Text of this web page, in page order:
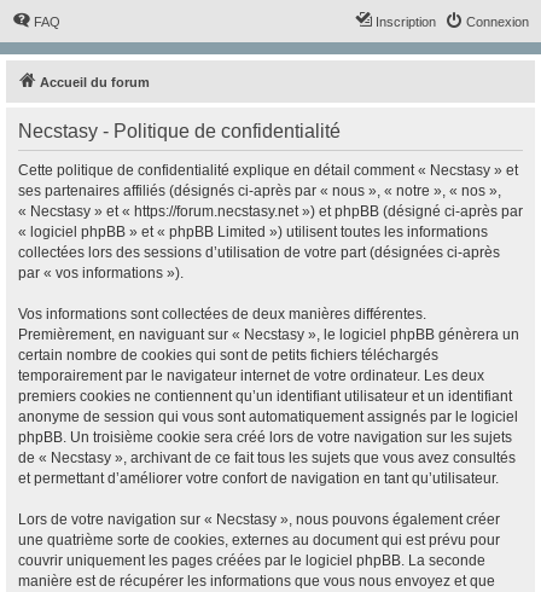
FAQ Connexion
Inscription
Accueil du forum
Necstasy - Politique de confidentialité
Cette politique de confidentialité explique en détail comment « Necstasy » et
ses partenaires affiliés (désignés ci-après par « nous », « notre », « nos »,
« Necstasy » et « https://forum.necstasy.net ») et phpBB (désigné ci-après par
« logiciel phpBB » et « phpBB Limited ») utilisent toutes les informations
collectées lors des sessions d’utilisation de votre part (désignées ci-après
par « vos informations »).
Vos informations sont collectées de deux manières différentes.
Premièrement, en naviguant sur « Necstasy », le logiciel phpBB génèrera un
certain nombre de cookies qui sont de petits fichiers téléchargés
temporairement par le navigateur internet de votre ordinateur. Les deux
premiers cookies ne contiennent qu’un identifiant utilisateur et un identifiant
anonyme de session qui vous sont automatiquement assignés par le logiciel
phpBB. Un troisième cookie sera créé lors de votre navigation sur les sujets
de « Necstasy », archivant de ce fait tous les sujets que vous avez consultés
et permettant d’améliorer votre confort de navigation en tant qu’utilisateur.
Lors de votre navigation sur « Necstasy », nous pouvons également créer
une quatrième sorte de cookies, externes au document qui est prévu pour
couvrir uniquement les pages créées par le logiciel phpBB. La seconde
manière est de récupérer les informations que vous nous envoyez et que